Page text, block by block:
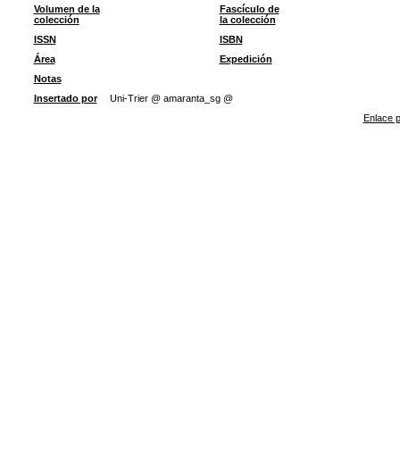
Volumen de la
colección
Fascículo de
la colección
ISSN
ISBN
Área
Expedición
Notas
Insertado por
Uni-Trier @ amaranta_sg @
Enlace